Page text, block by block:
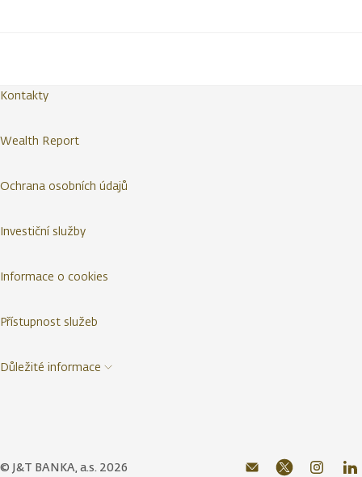
© J&T BANKA, a.s. 2026
Kontakty
Wealth Report
Ochrana osobních údajů
Investiční služby
Informace o cookies
Přístupnost služeb
Důležité informace